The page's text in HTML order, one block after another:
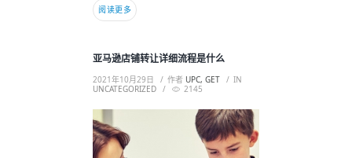
阅读更多
亚马逊店铺转让详细流程是什么
2021年10月29日 作者 UPC, GET
IN
UNCATEGORIZED
2145